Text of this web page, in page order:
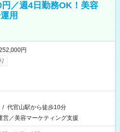
／週4日勤務OK！美容
用
円
/ 代官山駅から徒歩10分
営／美容マーケティング支援